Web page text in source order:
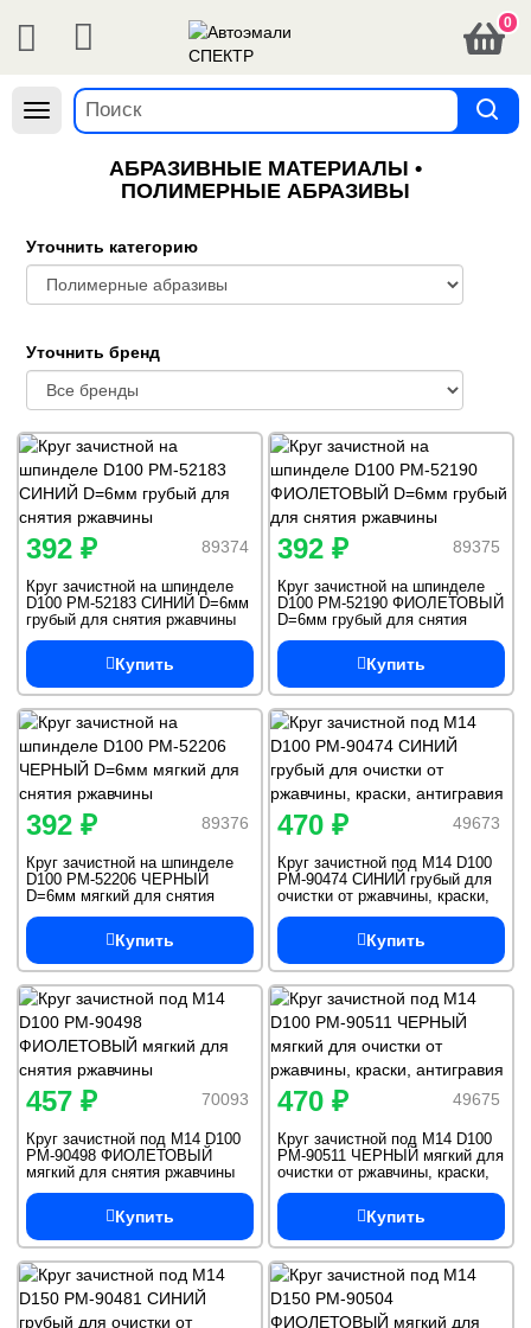
0
Навигация
АБРАЗИВНЫЕ МАТЕРИАЛЫ •
ПОЛИМЕРНЫЕ АБРАЗИВЫ
Уточнить категорию
Уточнить бренд
89374
392 ₽
Круг зачистной на шпинделе
D100 РМ-52183 СИНИЙ D=6мм
грубый для снятия ржавчины
Купить
89375
392 ₽
Круг зачистной на шпинделе
D100 РМ-52190 ФИОЛЕТОВЫЙ
D=6мм грубый для снятия
ржавчины
Купить
89376
392 ₽
Круг зачистной на шпинделе
D100 РМ-52206 ЧЕРНЫЙ
D=6мм мягкий для снятия
ржавчины
Купить
49673
470 ₽
Круг зачистной под M14 D100
РМ-90474 СИНИЙ грубый для
очистки от ржавчины, краски,
антигравия
Купить
70093
457 ₽
Круг зачистной под M14 D100
РМ-90498 ФИОЛЕТОВЫЙ
мягкий для снятия ржавчины
Купить
49675
470 ₽
Круг зачистной под M14 D100
РМ-90511 ЧЕРНЫЙ мягкий для
очистки от ржавчины, краски,
антигравия
Купить